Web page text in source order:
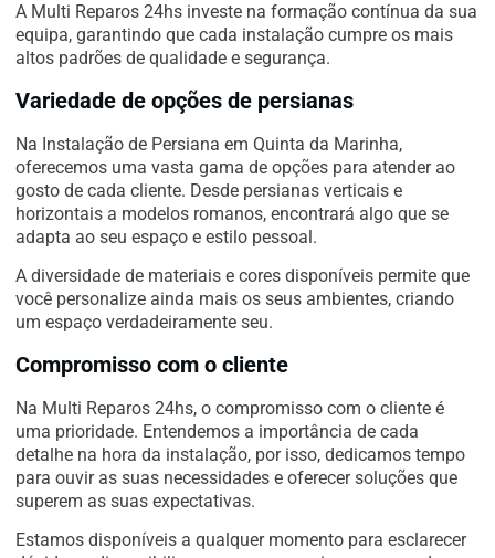
A Multi Reparos 24hs investe na formação contínua da sua
equipa, garantindo que cada instalação cumpre os mais
altos padrões de qualidade e segurança.
Variedade de opções de persianas
Na Instalação de Persiana em Quinta da Marinha,
oferecemos uma vasta gama de opções para atender ao
gosto de cada cliente. Desde persianas verticais e
horizontais a modelos romanos, encontrará algo que se
adapta ao seu espaço e estilo pessoal.
A diversidade de materiais e cores disponíveis permite que
você personalize ainda mais os seus ambientes, criando
um espaço verdadeiramente seu.
Compromisso com o cliente
Na Multi Reparos 24hs, o compromisso com o cliente é
uma prioridade. Entendemos a importância de cada
detalhe na hora da instalação, por isso, dedicamos tempo
para ouvir as suas necessidades e oferecer soluções que
superem as suas expectativas.
Estamos disponíveis a qualquer momento para esclarecer